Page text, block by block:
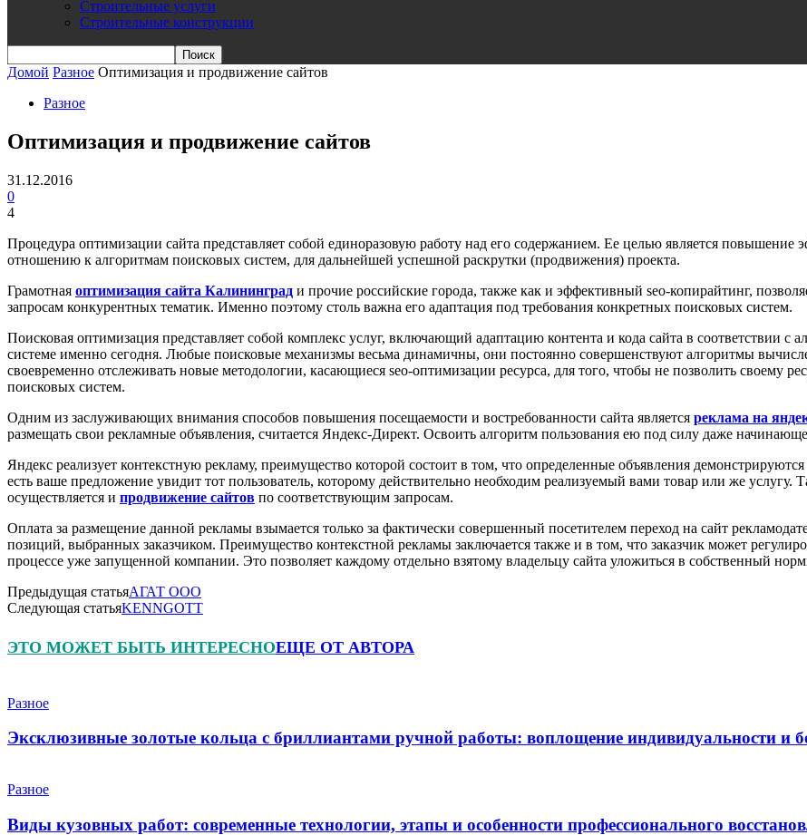
Строительные услуги
Строительные конструкции
Домой Разное Оптимизация и продвижение сайтов
Разное
Оптимизация и продвижение сайтов
31.12.2016
0
4
Процедура оптимизации сайта представляет собой единоразовую работу над его содержанием. Ее целью является повышение
отношению к алгоритмам поисковых систем, для дальнейшей успешной раскрутки (продвижения) проекта.
Грамотная оптимизация сайта Калининград и прочие российские города, также как и эффективный seo-копирайтинг,
запросам конкурентных тематик. Именно поэтому столь важна его адаптация под требования конкретных поисковых систем.
Поисковая оптимизация представляет собой комплекс услуг, включающий адаптацию контента и кода сайта в соответствии
системе именно сегодня. Любые поисковые механизмы весьма динамичны, они постоянно совершенствуют алгоритмы
своевременно отслеживать новые методологии, касающиеся seo-оптимизации ресурса, для того, чтобы не позволить своему
поисковых систем.
Одним из заслуживающих внимания способов повышения посещаемости и востребованности сайта является реклама на
размещать свои рекламные объявления, считается Яндекс-Директ. Освоить алгоритм пользования ею под силу даже
Яндекс реализует контекстную рекламу, преимущество которой состоит в том, что определенные объявления
есть ваше предложение увидит тот пользователь, которому действительно необходим реализуемый вами товар или же
осуществляется и продвижение сайтов по соответствующим запросам.
Оплата за размещение данной рекламы взымается только за фактически совершенный посетителем переход на сайт
позиций, выбранных заказчиком. Преимущество контекстной рекламы заключается также и в том, что заказчик может
процессе уже запущенной компании. Это позволяет каждому отдельно взятому владельцу сайта уложиться в собственный
Предыдущая статьяАГАТ ООО
Следующая статьяKENNGOTT
ЭТО МОЖЕТ БЫТЬ ИНТЕРЕСНОЕЩЕ ОТ АВТОРА
Разное
Эксклюзивные золотые кольца с бриллиантами ручной работы: воплощение индивидуальности и
Разное
Виды кузовных работ: современные технологии, этапы и особенности профессионального